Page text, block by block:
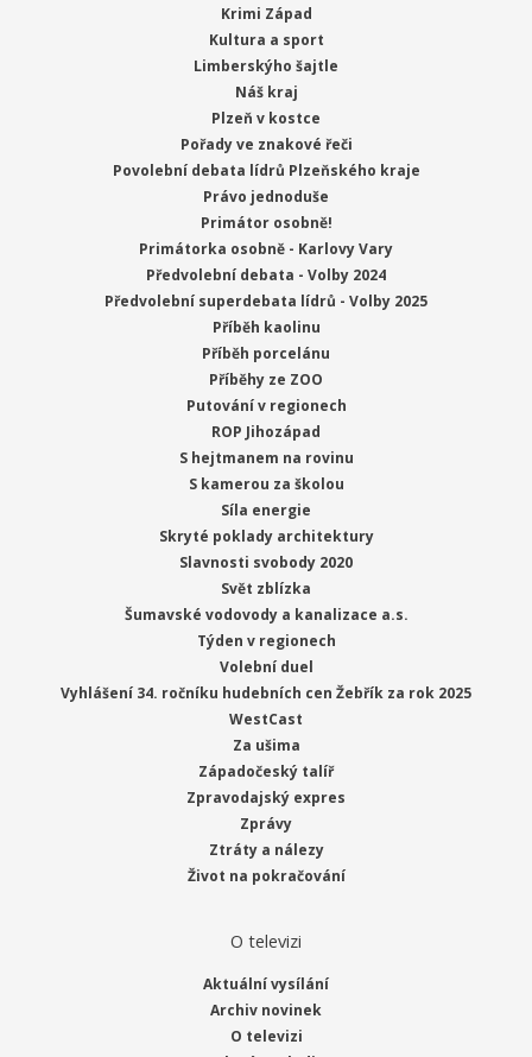
Krimi Západ
Kultura a sport
Limberskýho šajtle
Náš kraj
Plzeň v kostce
Pořady ve znakové řeči
Povolební debata lídrů Plzeňského kraje
Právo jednoduše
Primátor osobně!
Primátorka osobně - Karlovy Vary
Předvolební debata - Volby 2024
Předvolební superdebata lídrů - Volby 2025
Příběh kaolinu
Příběh porcelánu
Příběhy ze ZOO
Putování v regionech
ROP Jihozápad
S hejtmanem na rovinu
S kamerou za školou
Síla energie
Skryté poklady architektury
Slavnosti svobody 2020
Svět zblízka
Šumavské vodovody a kanalizace a.s.
Týden v regionech
Volební duel
Vyhlášení 34. ročníku hudebních cen Žebřík za rok 2025
WestCast
Za ušima
Západočeský talíř
Zpravodajský expres
Zprávy
Ztráty a nálezy
Život na pokračování
O televizi
Aktuální vysílání
Archiv novinek
O televizi